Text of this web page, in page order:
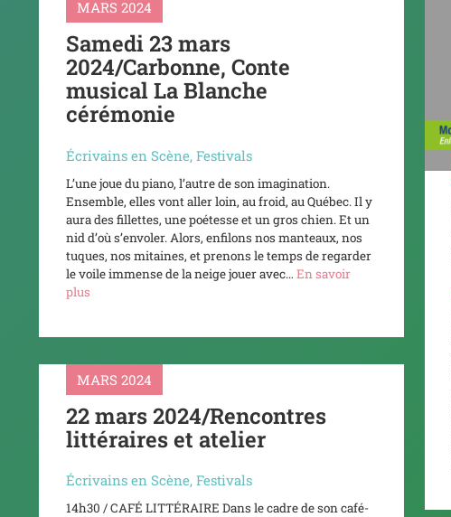
MARS 2024
Samedi 23 mars
2024/Carbonne, Conte
musical La Blanche
cérémonie
Écrivains en Scène,Festivals
L’une joue du piano, l’autre de son imagination.
Ensemble, elles vont aller loin, au froid, au Québec. Il y
aura des fillettes, une poétesse et un gros chien. Et un
nid d’où s’envoler. Alors, enfilons nos manteaux, nos
tuques, nos mitaines, et prenons le temps de regarder
le voile immense de la neige jouer avec…En savoir
plus
MARS 2024
22 mars 2024/Rencontres
littéraires et atelier
Écrivains en Scène,Festivals
14h30 / CAFÉ LITTÉRAIRE Dans le cadre de son café-